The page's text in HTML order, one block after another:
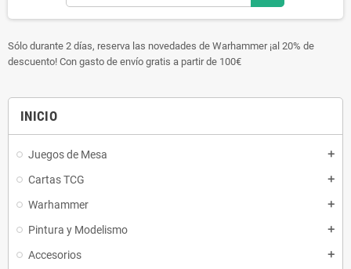
INICIO
Juegos de Mesa add
Cartas TCG add
Warhammer add
Pintura y Modelismo add
Accesorios add
Sólo durante 2 días, reserva las novedades de Warhammer ¡al 20% de
descuento! Con gasto de envío gratis a partir de 100€